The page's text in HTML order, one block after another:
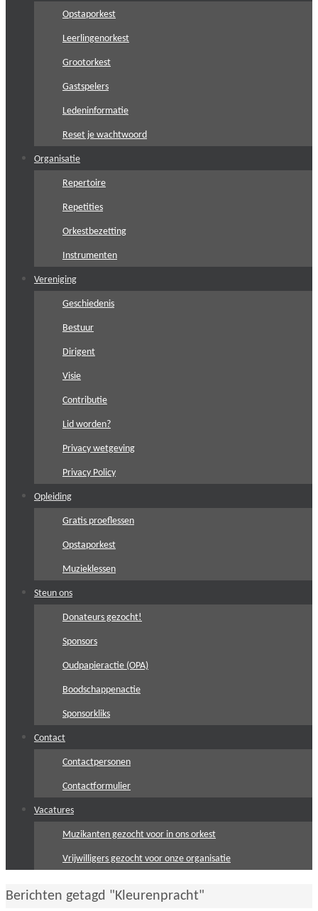
Opstaporkest
Leerlingenorkest
Grootorkest
Gastspelers
Ledeninformatie
Reset je wachtwoord
Organisatie
Repertoire
Repetities
Orkestbezetting
Instrumenten
Vereniging
Geschiedenis
Bestuur
Dirigent
Visie
Contributie
Lid worden?
Privacy wetgeving
Privacy Policy
Opleiding
Gratis proeflessen
Opstaporkest
Muzieklessen
Steun ons
Donateurs gezocht!
Sponsors
Oudpapieractie (OPA)
Boodschappenactie
Sponsorkliks
Contact
Contactpersonen
Contactformulier
Vacatures
Muzikanten gezocht voor in ons orkest
Vrijwilligers gezocht voor onze organisatie
Home
Berichten getagd "Kleurenpracht"